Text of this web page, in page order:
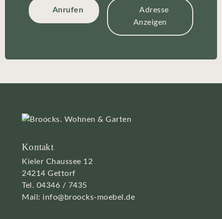
Anrufen
Adresse
Anzeigen
Kontakt
Kieler Chaussee 12
24214 Gettorf
Tel. 04346 / 7435
Mail: info@broocks-moebel.de